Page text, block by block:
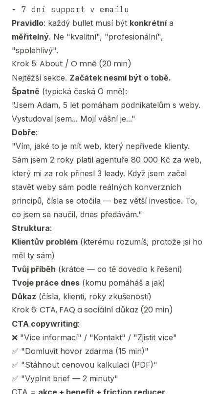
Pravidlo: každý bullet musí být konkrétnía
měřitelný. Ne "kvalitní", "profesionální",
"spolehlivý".
Krok 5: About / O mně (20 min)
Nejtěžší sekce. Začátek nesmí být o tobě.
Špatně (typická česká O mně):
"Jsem Adam, 5 let pomáham podnikatelům s weby.
Vystudoval jsem... Mojí vášní je..."
Dobře:
"Vím, jaké to je mít web, který nepřivede klienty.
Sám jsem 2 roky platil agentuře 80 000 Kč za web,
který mi za rok přinesl 3 leady. Když jsem začal
stavět weby sám podle reálných konverzních
principů, čísla se otočila — bez větší investice. To,
co jsem se naučil, dnes předávám."
Struktura:
Klientův problém (kterému rozumíš, protože jsi ho
měl ty sám)
Tvůj příběh (krátce — co tě dovedlo k řešení)
Tvoje práce dnes (komu pomáháš a jak)
Důkaz (čísla, klienti, roky zkušeností)
Krok 6: CTA, FAQ a sociální důkaz (20 min)
CTA copywriting:
❌ "Více informací" / "Kontakt" / "Zjistit více"
✅ "Domluvit hovor zdarma (15 min)"
✅ "Stáhnout cenovou kalkulaci (PDF)"
✅ "Vyplnit brief — 2 minuty"
CTA = akce + benefit + friction reducer.